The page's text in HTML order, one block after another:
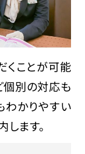
くことが可能
個別の対応も
わかりやすい
ます。